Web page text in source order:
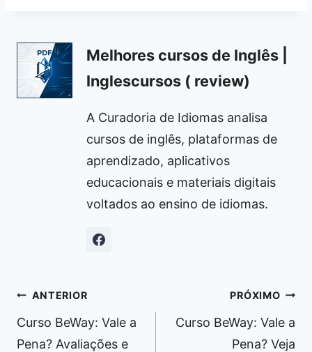
Melhores cursos de Inglês |
Inglescursos ( review)
A Curadoria de Idiomas analisa
cursos de inglês, plataformas de
aprendizado, aplicativos
educacionais e materiais digitais
voltados ao ensino de idiomas.
Navegação
de
Post
ANTERIOR
Curso BeWay: Vale a
Pena? Avaliações e
PRÓXIMO
Curso BeWay: Vale a
Pena? Veja